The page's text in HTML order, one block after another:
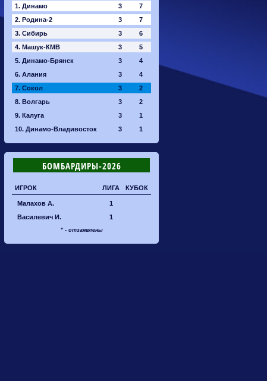
1. Динамо 3
7
2. Родина-2
3
7
3. Сибирь
3
6
4. Машук-КМВ
3
5
5. Динамо-Брянск
3
4
6. Алания
3
4
7. Сокол
3
2
8. Волгарь
3
2
9. Калуга
3
1
10. Динамо-Владивосток
3 1
БОМБАРДИРЫ-2026
ИГРОК ЛИГА КУБОК
Малахов А.
1
Василевич И.
1
* - отзаявлены